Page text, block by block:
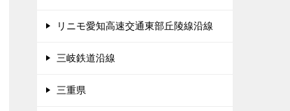
リニモ愛知高速交通東部丘陵線沿線
三岐鉄道沿線
三重県